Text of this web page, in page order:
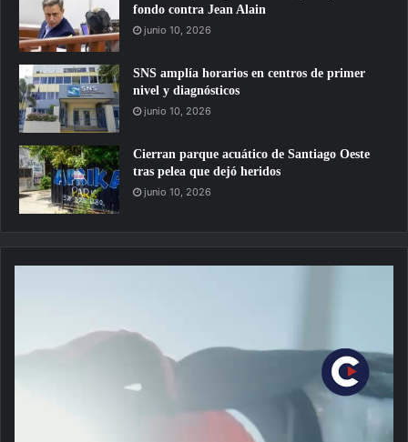
fondo contra Jean Alain
junio 10, 2026
SNS amplía horarios en centros de primer
nivel y diagnósticos
junio 10, 2026
Cierran parque acuático de Santiago Oeste
tras pelea que dejó heridos
junio 10, 2026